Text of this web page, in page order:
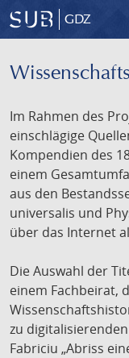
GDZ
Im Rahmen des
einschlägige
Kompendien des
einem
aus den
universalis und
über das Internet
Die Auswahl der
einem Fachbeirat,
zu
Fabriciu „Abriss